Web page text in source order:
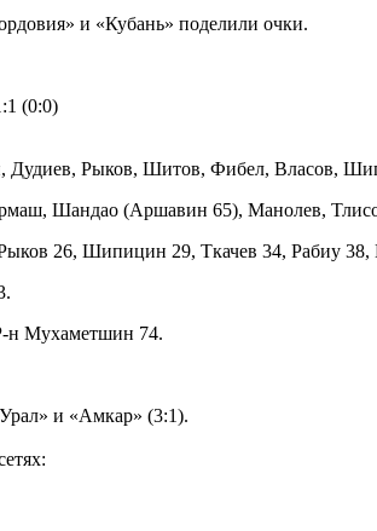
и «Кубань» поделили очки.
(0:0)
Дудиев, Рыков, Шитов, Фибел, Власов,
Шандао (Аршавин 65), Манолев,
26, Шипицин 29, Ткачев 34, Рабиу 38,
н Мухаметшин 74.
и «Амкар» (3:1).